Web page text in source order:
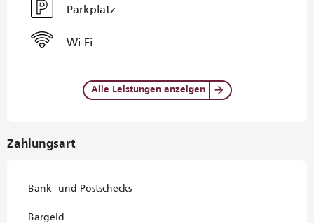
Parkplatz
Wi-Fi
Alle Leistungen anzeigen
Zahlungsart
Bank- und Postschecks
Bargeld